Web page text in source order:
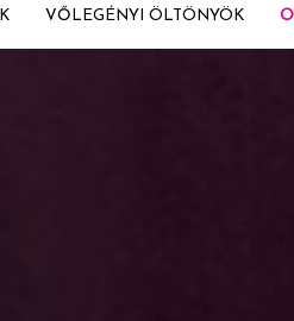
VŐLEGÉNYI ÖLTÖNYÖK